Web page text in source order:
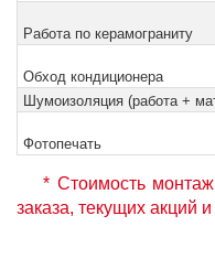
Работа по керамограниту
Обход кондиционера
Шумоизоляция (работа +
Фотопечать
* Стоимость
заказа, текущих акций и